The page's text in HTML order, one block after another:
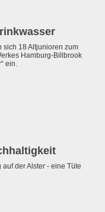
sich 18 Altjunioren zum
Hamburg-Billbrook
ein.
der Alster - eine Tüte